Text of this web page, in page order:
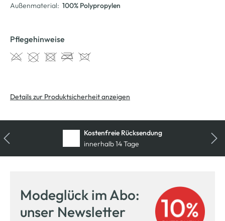
Außenmaterial: 100% Polypropylen
Pflegehinweise
Details zur Produktsicherheit anzeigen
Kostenfreie Rücksendung
innerhalb 14 Tage
Modeglück im Abo:
unser Newsletter